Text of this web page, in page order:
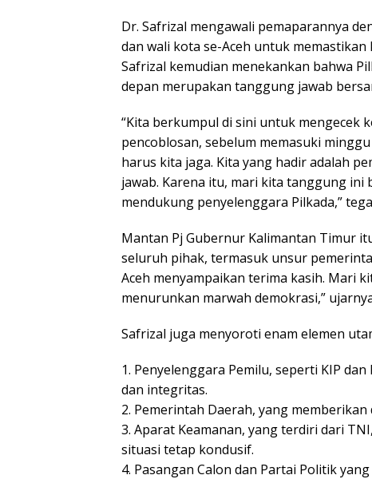
Dr. Safrizal mengawali pemaparannya
dan wali kota se-Aceh untuk
Safrizal kemudian menekankan bahwa
depan merupakan tanggung jawab
“Kita berkumpul di sini untuk mengecek
pencoblosan, sebelum memasuki
harus kita jaga. Kita yang hadir adalah
jawab. Karena itu, mari kita tanggung
mendukung penyelenggara Pilkada,”
Mantan Pj Gubernur Kalimantan Timur
seluruh pihak, termasuk unsur
Aceh menyampaikan terima kasih. Mari
menurunkan marwah demokrasi,”
Safrizal juga menyoroti enam elemen
1. Penyelenggara Pemilu, seperti KIP
dan integritas.
2. Pemerintah Daerah, yang
3. Aparat Keamanan, yang terdiri dari
situasi tetap kondusif.
4. Pasangan Calon dan Partai Politik